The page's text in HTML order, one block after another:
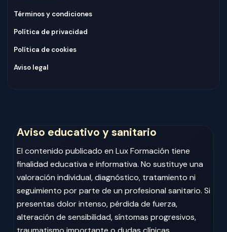
Términos y condiciones
Política de privacidad
Política de cookies
Aviso legal
Aviso educativo y sanitario
El contenido publicado en Lux Formación tiene
finalidad educativa e informativa. No sustituye una
valoración individual, diagnóstico, tratamiento ni
seguimiento por parte de un profesional sanitario. Si
presentas dolor intenso, pérdida de fuerza,
alteración de sensibilidad, síntomas progresivos,